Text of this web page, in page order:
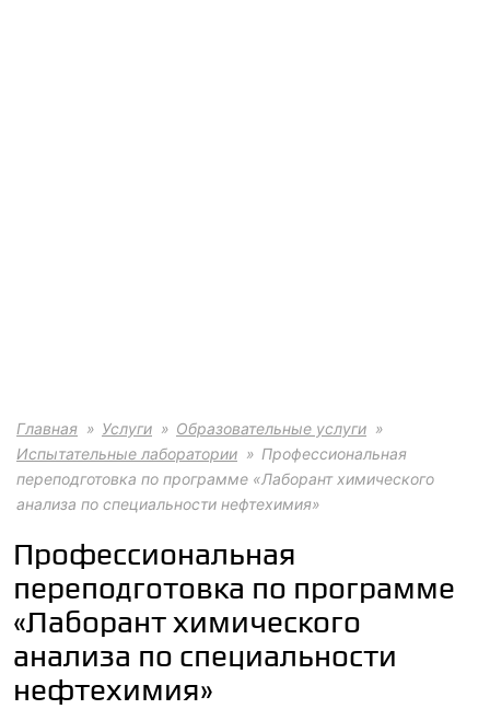
Главная Услуги
Образовательные услуги
Испытательные лаборатории
Профессиональная
переподготовка по программе «Лаборант химического
анализа по специальности нефтехимия»
Профессиональная
переподготовка по программе
«Лаборант химического
анализа по специальности
нефтехимия»